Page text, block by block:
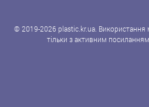
© 2019-2026 plastic.kr.ua. Використання
тільки з активним